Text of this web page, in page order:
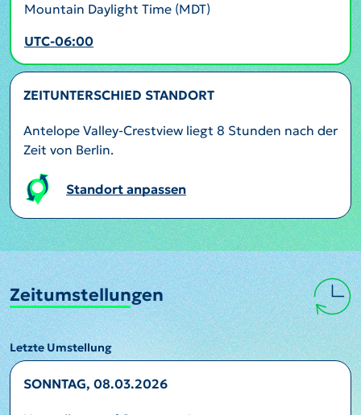
Mountain Daylight Time (MDT)
UTC-06:00
ZEITUNTERSCHIED STANDORT
Antelope Valley-Crestview liegt 8 Stunden nach der
Zeit von Berlin.
Standort anpassen
Zeitumstellungen
Letzte Umstellung
SONNTAG, 08.03.2026